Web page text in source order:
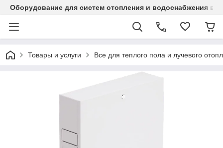
Оборудование для систем отопления и водоснабжения в
Товары и услуги Все для теплого пола и лучевого